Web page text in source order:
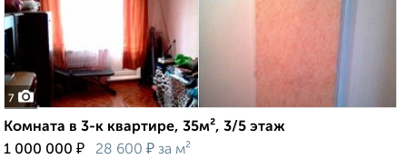
7
Комната в 3-к квартире, 35м², 3/5 этаж
1 000 000 ₽ 28 600 ₽ за м²